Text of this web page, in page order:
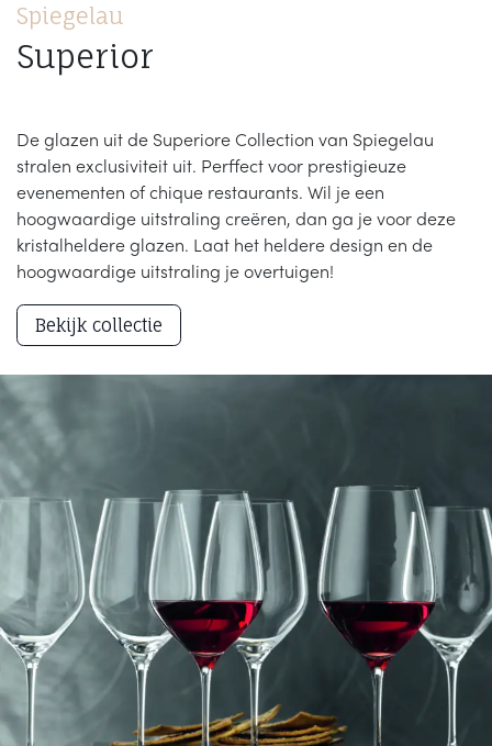
Spiegelau
Superior
De glazen uit de Superiore Collection van Spiegelau
stralen exclusiviteit uit. Perffect voor prestigieuze
evenementen of chique restaurants. Wil je een
hoogwaardige uitstraling creëren, dan ga je voor deze
kristalheldere glazen. Laat het heldere design en de
hoogwaardige uitstraling je overtuigen!
Bekijk collectie